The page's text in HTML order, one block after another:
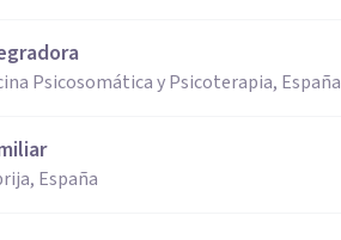
Psicosomática y Psicoterapia, España
España